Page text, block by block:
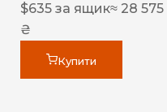
$635 за ящик≈ 28 575
₴
Купити